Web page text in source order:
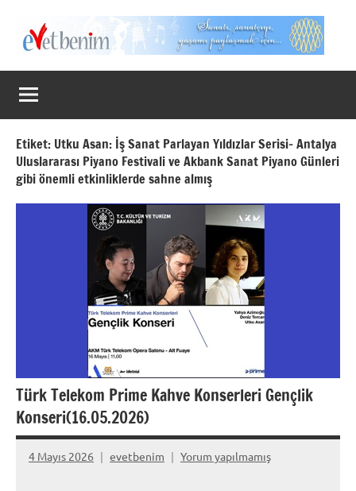
Evet
Benim
Etiket: Utku Asan: İş Sanat Parlayan Yıldızlar Serisi- Antalya
Uluslararası Piyano Festivali ve Akbank Sanat Piyano Günleri
gibi önemli etkinliklerde sahne almış
Türk Telekom Prime Kahve Konserleri Gençlik
Konseri(16.05.2026)
4 Mayıs 2026 evetbenim Yorum yapılmamış